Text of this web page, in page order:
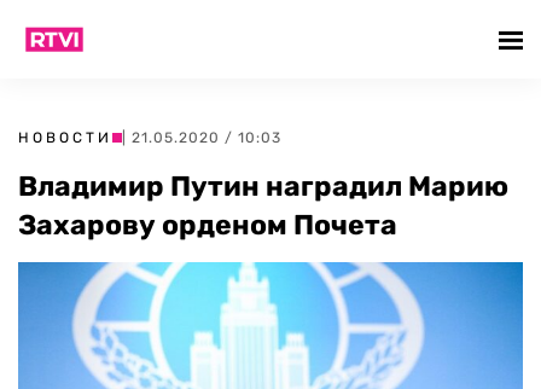
НОВОСТИ | 21.05.2020 / 10:03
Владимир Путин наградил Марию
Захарову орденом Почета